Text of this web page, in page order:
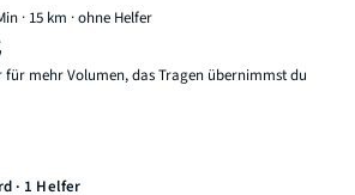
· 15 km · ohne Helfer
mehr Volumen, das Tragen übernimmst du
· 1 Helfer